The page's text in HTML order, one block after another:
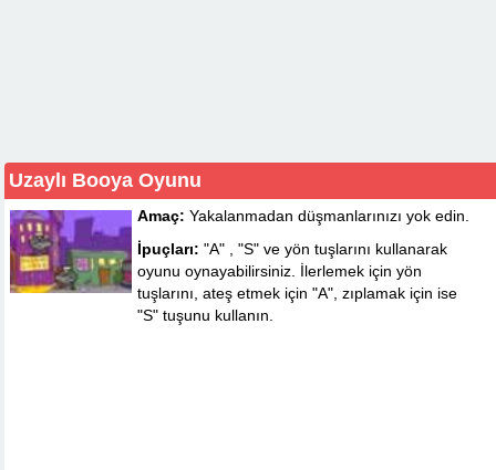
Uzaylı Booya Oyunu
Amaç: Yakalanmadan düşmanlarınızı yok edin.
İpuçları: "A" , "S" ve yön tuşlarını kullanarak
oyunu oynayabilirsiniz. İlerlemek için yön
tuşlarını, ateş etmek için "A", zıplamak için ise
"S" tuşunu kullanın.